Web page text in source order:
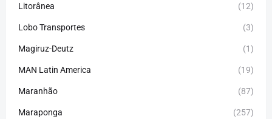
Litorânea (12)
Lobo Transportes (3)
Magiruz-Deutz (1)
MAN Latin America (19)
Maranhão (87)
Maraponga (257)